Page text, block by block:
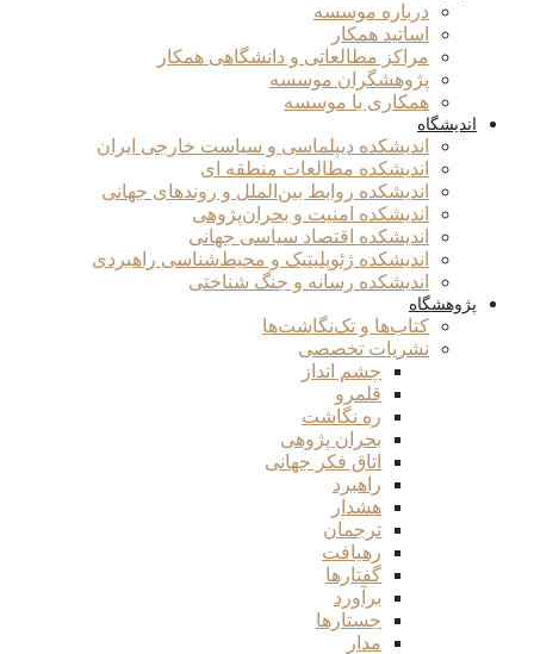
درباره موسسه
اساتید همکار
مراکز مطالعاتی و دانشگاهی همکار
پژوهشگران موسسه
همکاری با موسسه
اندیشگاه
اندیشکده دیپلماسی و سیاست خارجی ایران
اندیشکده مطالعات منطقه ای
اندیشکده روابط بین‌الملل و روندهای جهانی
اندیشکده امنیت و بحران‌پژوهی
اندیشکده اقتصاد سیاسی جهانی
اندیشکده ژئوپلیتیک و محیط‌شناسی راهبردی
اندیشکده رسانه و جنگ شناختی
پژوهشگاه
کتاب‌ها و تک‌نگاشت‌ها
نشریات تخصصی
چشم انداز
قلمرو
ره نگاشت
بحران پژوهی
اتاق فکر جهانی
راهبرد
هشدار
ترجمان
رهیافت
گفتارها
برآورد
جستارها
مدار